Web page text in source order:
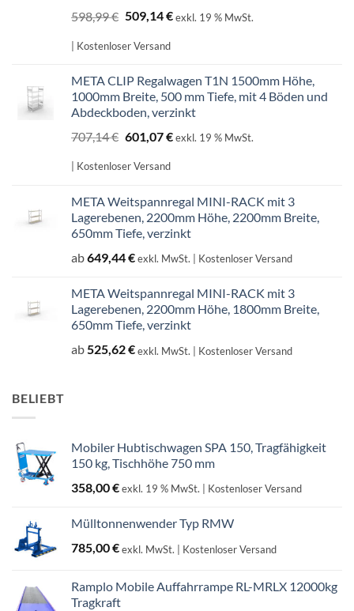
598,99€ Ursprünglicher
war:
509,14€Aktueller
exkl. 19 % MwSt.
| Kostenloser Versand
META CLIP Regalwagen T1N 1500mm Höhe,
1000mm Breite, 500 mm Tiefe, mit 4 Böden und
Abdeckboden, verzinkt
707,14€ Ursprünglicher
Preis
war:
601,07€Aktueller
exkl. 19 % MwSt.
| Kostenloser Versand
META Weitspannregal MINI-RACK mit 3
Lagerebenen, 2200mm Höhe, 2200mm Breite,
650mm Tiefe, verzinkt
ab649,44€exkl. MwSt. | Kostenloser Versand
META Weitspannregal MINI-RACK mit 3
Lagerebenen, 2200mm Höhe, 1800mm Breite,
650mm Tiefe, verzinkt
ab525,62€exkl. MwSt. | Kostenloser Versand
BELIEBT
Mobiler Hubtischwagen SPA 150, Tragfähigkeit
150 kg, Tischhöhe 750 mm
358,00€exkl. 19 % MwSt. | Kostenloser Versand
Mülltonnenwender Typ RMW
785,00€exkl. MwSt. | Kostenloser Versand
Ramplo Mobile Auffahrrampe RL-MRLX 12000kg
Tragkraft